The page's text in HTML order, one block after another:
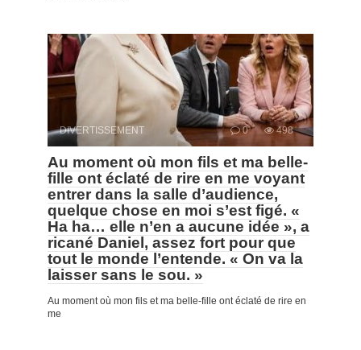
DIVERTISSEMENT 0 498
Au moment où mon fils et ma belle-
fille ont éclaté de rire en me voyant
entrer dans la salle d’audience,
quelque chose en moi s’est figé. «
Ha ha… elle n’en a aucune idée », a
ricané Daniel, assez fort pour que
tout le monde l’entende. « On va la
laisser sans le sou. »
Au moment où mon fils et ma belle-fille ont éclaté de rire en
me